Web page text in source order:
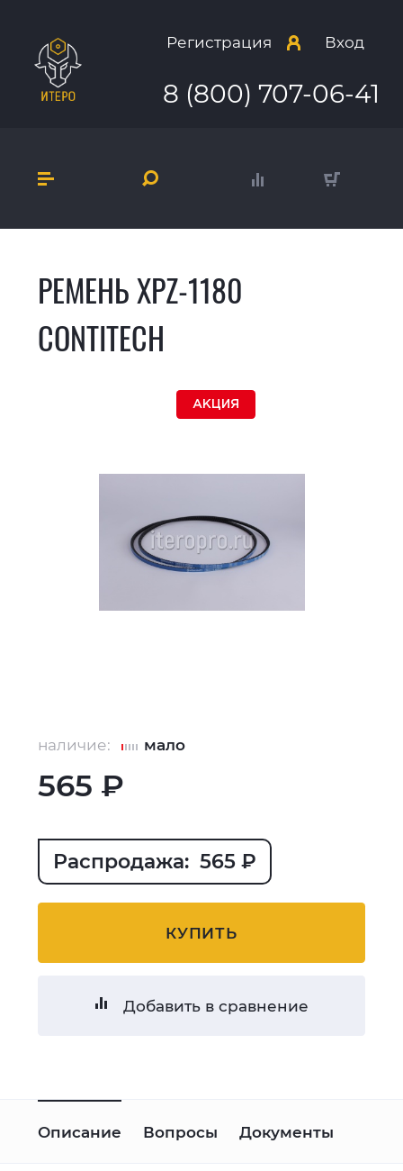
Регистрация Вход
8 (800) 707-06-41
РЕМЕНЬ XPZ-1180
CONTITECH
АКЦИЯ
наличие: мало
565 ₽
Распродажа: 565 ₽
КУПИТЬ
Добавить в сравнение
Описание Вопросы Документы